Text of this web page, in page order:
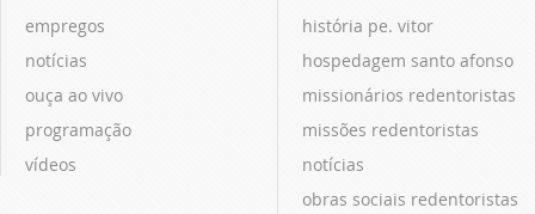
empregos
notícias
ouça ao vivo
programação
vídeos
história pe. vitor
hospedagem santo afonso
missionários redentoristas
missões redentoristas
notícias
obras sociais redentoristas